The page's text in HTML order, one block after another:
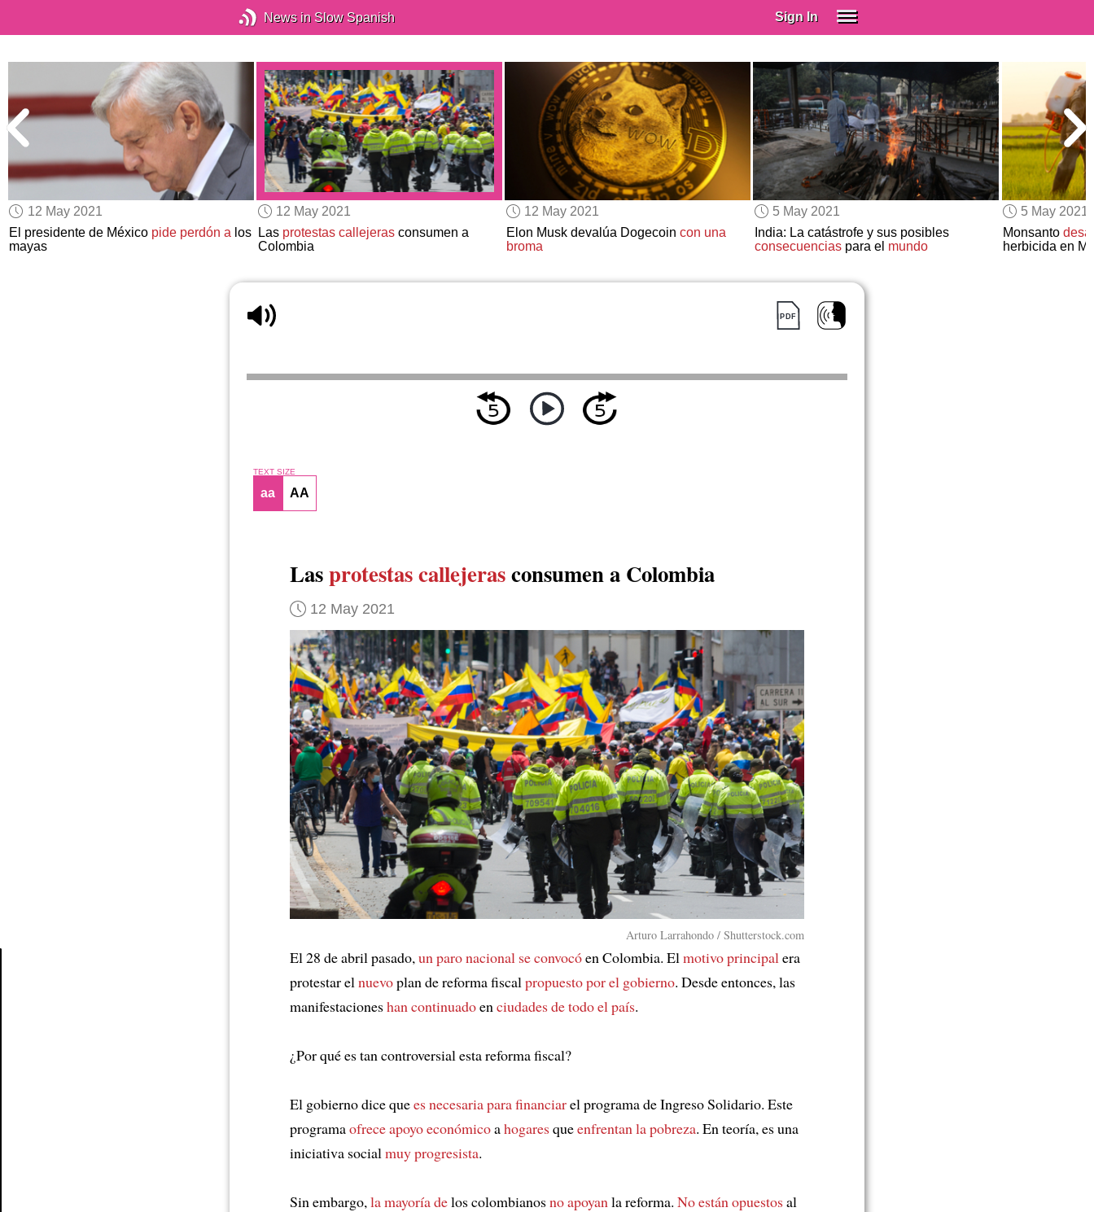
News in Slow Spanish Sign In
Spanish (Spain)
Spanish (Latino)
SUBSCRIBE
EDUCATIONAL LICENSES
GIFT CARDS
OTHER LANGUAGES
ABOUT US
12 May 2021
El presidente de México pide perdón a los
mayas
12 May 2021
Las protestas callejerasconsumen a
Colombia
12 May 2021
Elon Musk devalúa Dogecoin con una
broma
5 May 2021
India: La catástrofe y sus posibles
consecuenciaspara el mundo
5 May 2021
Monsanto
herbicida en
TEXT SIZE
aa AA
Lasprotestas callejerasconsumen a Colombia
12 May 2021
Arturo Larrahondo / Shutterstock.com
El 28 de abril pasado, un paro nacional se convocóen Colombia. El motivo principal era
protestar el nuevoplan de reforma fiscal propuesto por el gobierno. Desde entonces, las
manifestacioneshan continuadoen ciudadesde todo el país.
¿Por qué es tan controversial esta reforma fiscal?
El gobierno dice quees necesaria para financiarel programa de Ingreso Solidario. Este
programaofrece apoyo económicoahogaresqueenfrentan la pobreza. En teoría, es una
iniciativa social muy progresista.
Sin embargo, la mayoría delos colombianosno apoyan la reforma. No están opuestosal